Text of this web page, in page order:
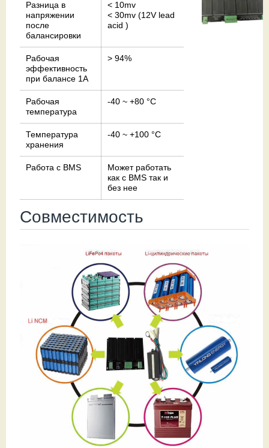
Разница в
напряжении
после
балансировки
< 10mv
< 30mv (12V lead
acid )
Рабочая
эффективность
при балансе 1А
> 94%
Рабочая
температура
-40 ~ +80 °С
Температура
хранения
-40 ~ +100 °С
Работа с BMS
Может работать
как с BMS так и
без нее
Совместимость